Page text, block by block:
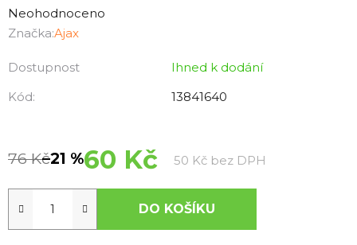
hodnocení
produktu
0,0
z
Neohodnoceno
Značka:Ajax
Dostupnost
Ihned k dodání
Kód:
13841640
76 Kč–21 %60 Kč 50 Kč bez DPH
DO KOŠÍKU